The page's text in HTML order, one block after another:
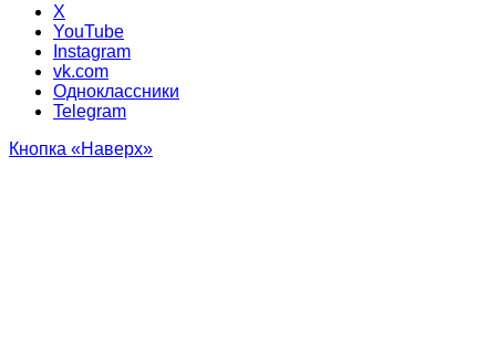
X
YouTube
Instagram
vk.com
Одноклассники
Telegram
Кнопка «Наверх»